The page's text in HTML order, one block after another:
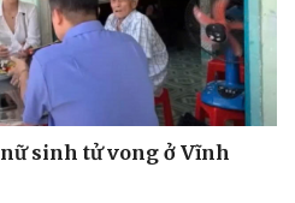
sinh tử vong ở Vĩnh